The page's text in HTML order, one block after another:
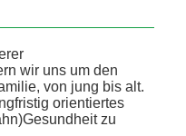
wir uns um den
von jung bis alt.
orientiertes
zu